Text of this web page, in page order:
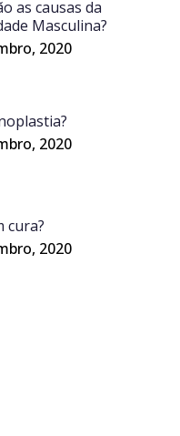
as causas da
Masculina?
2020
2020
cura?
2020